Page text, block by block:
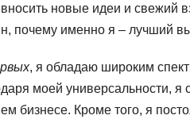
вносить новые идеи и свежий
почему именно я – лучший
, я обладаю широким
моей универсальности, я
бизнесе. Кроме того, я